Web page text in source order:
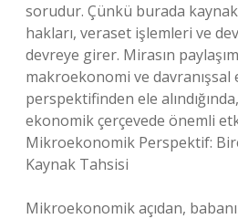
sorudur. Çünkü burada
hakları, veraset işlemleri ve
devreye girer. Mirasın
makroekonomi ve davranışsal
perspektifinden ele
ekonomik çerçevede önemli
Mikroekonomik Perspektif:
Kaynak Tahsisi
Mikroekonomik açıdan,